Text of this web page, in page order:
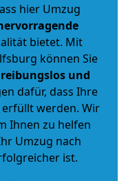
hier Umzug
bietet. Mit
können Sie
reibungslos und
dafür, dass Ihre
werden. Wir
Ihnen zu helfen
Umzug nach
ist.